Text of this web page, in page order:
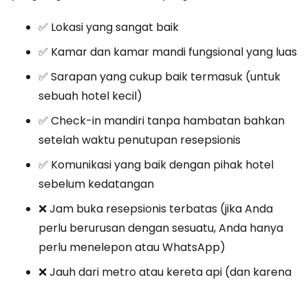
✅ Lokasi yang sangat baik
✅ Kamar dan kamar mandi fungsional yang luas
✅ Sarapan yang cukup baik termasuk (untuk
sebuah hotel kecil)
✅ Check-in mandiri tanpa hambatan bahkan
setelah waktu penutupan resepsionis
✅ Komunikasi yang baik dengan pihak hotel
sebelum kedatangan
❌ Jam buka resepsionis terbatas (jika Anda
perlu berurusan dengan sesuatu, Anda hanya
perlu menelepon atau WhatsApp)
❌ Jauh dari metro atau kereta api (dan karena